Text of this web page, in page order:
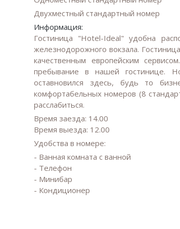
Двухместный стандартный номер
Информация:
Гостиница "Hotel-Ideal" удобна
железнодорожного вокзала.
качественным европейским
пребывание в нашей гостинице.
оставновился здесь, будь то
комфортабельных номеров (8
расслабиться.
Время заезда: 14.00
Время выезда: 12.00
Удобства в номере:
- Ванная комната с ванной
- Телефон
- Минибар
- Кондиционер